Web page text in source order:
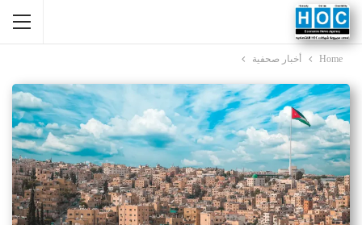
Home أخبار صحفية